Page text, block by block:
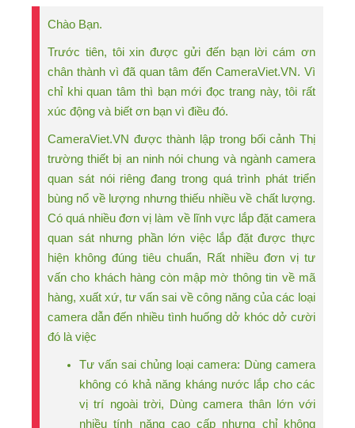
Chào Bạn.
Trước tiên, tôi xin được gửi đến bạn lời cám ơn
chân thành vì đã quan tâm đến CameraViet.VN. Vì
chỉ khi quan tâm thì bạn mới đọc trang này, tôi rất
xúc động và biết ơn bạn vì điều đó.
CameraViet.VN được thành lập trong bối cảnh Thị
trường thiết bị an ninh nói chung và ngành camera
quan sát nói riêng đang trong quá trình phát triển
bùng nổ về lượng nhưng thiếu nhiều về chất lượng.
Có quá nhiều đơn vị làm về lĩnh vực lắp đặt camera
quan sát nhưng phần lớn việc lắp đặt được thực
hiện không đúng tiêu chuẩn, Rất nhiều đơn vị tư
vấn cho khách hàng còn mập mờ thông tin về mã
hàng, xuất xứ, tư vấn sai về công năng của các loại
camera dẫn đến nhiều tình huống dở khóc dở cười
đó là việc
Tư vấn sai chủng loại camera: Dùng camera
không có khả năng kháng nước lắp cho các
vị trí ngoài trời, Dùng camera thân lớn với
nhiều tính năng cao cấp nhưng chỉ không